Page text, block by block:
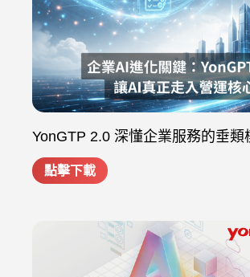
YonGTP 2.0 深懂企業服務的垂類
點擊下載